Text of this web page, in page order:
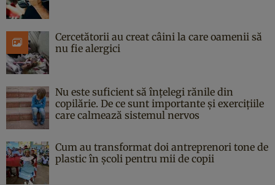
Cercetătorii au creat câini la care oamenii să
nu fie alergici
Nu este suficient să înțelegi rănile din
copilărie. De ce sunt importante și exercițiile
care calmează sistemul nervos
Cum au transformat doi antreprenori tone de
plastic în școli pentru mii de copii